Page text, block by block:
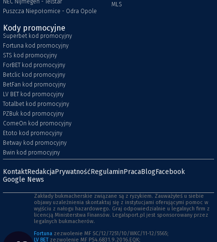
NEC Nijmegen - Telstar
Puszcza Niepołomice - Odra Opole
MLS
Kody promocyjne
Superbet kod promocyjny
Fortuna kod promocyjny
STS kod promocyjny
ForBET kod promocyjny
Betclic kod promocyjny
BetFan kod promocyjny
LV BET kod promocyjny
Totalbet kod promocyjny
PZBuk kod promocyjny
ComeOn kod promocyjny
Etoto kod promocyjny
Betway kod promocyjny
Bwin kod promocyjny
KontaktRedakcjaPrywatnośćRegulaminPracaBlogFacebook
Google News
Zakłady bukmacherskie związane są z ryzykiem. Zauważyłeś u siebie
objawy uzależnienia skontaktuj się z instytucjami oferującymi pomoc w
wyjściu z nałogu hazardowego. Graj odpowiedzialnie u legalnych firm z
licencją Ministerstwa Finansów. Legalsport.pl jest sponsorowany przez
legalnych bukmacherów.
Fortuna zezwolenie MF SC/12/7251/10/WKC/11-12/5565;
LV BET zezwolenie MF PS4.6831.9.2016.EQK;